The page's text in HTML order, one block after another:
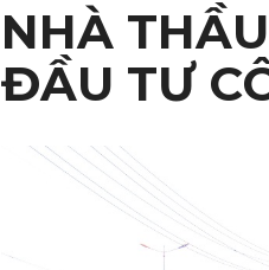
NHÀ
ĐẦU TƯ